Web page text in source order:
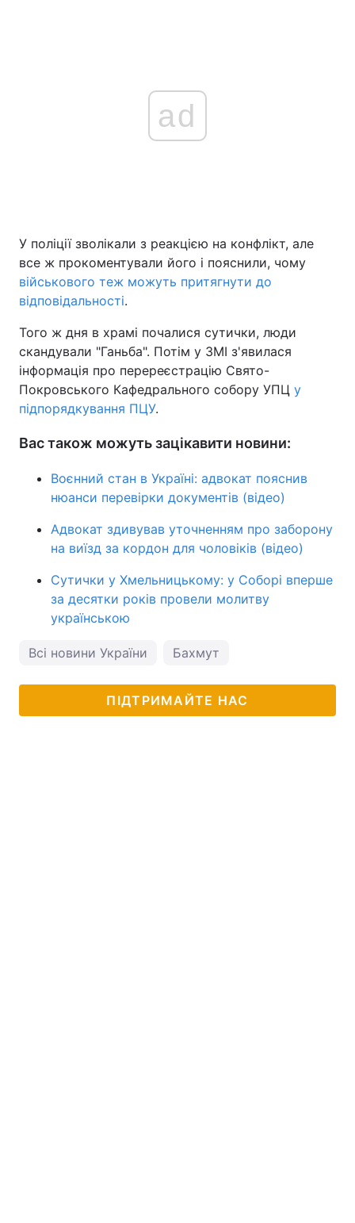
ad
У поліції зволікали з реакцією на конфлікт, але
все ж прокоментували його і пояснили, чому
військового теж можуть притягнути до
відповідальності.
Того ж дня в храмі почалися сутички, люди
скандували "Ганьба". Потім у ЗМІ з'явилася
інформація про перереєстрацію Свято-
Покровського Кафедрального собору УПЦ у
підпорядкування ПЦУ.
Вас також можуть зацікавити новини:
Воєнний стан в Україні: адвокат пояснив
нюанси перевірки документів (відео)
Адвокат здивував уточненням про заборону
на виїзд за кордон для чоловіків (відео)
Сутички у Хмельницькому: у Соборі вперше
за десятки років провели молитву
українською
Всі новини України Бахмут
ПІДТРИМАЙТЕ НАС